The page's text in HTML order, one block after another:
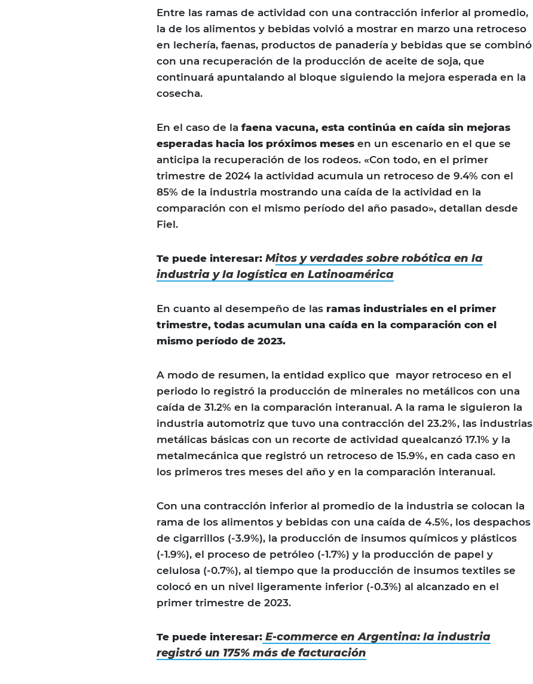
Entre las ramas de actividad con una contracción inferior al promedio,
la de los alimentos y bebidas volvió a mostrar en marzo una retroceso
en lechería, faenas, productos de panadería y bebidas que se combinó
con una recuperación de la producción de aceite de soja, que
continuará apuntalando al bloque siguiendo la mejora esperada en la
cosecha.
En el caso de la faena vacuna, esta continúa en caída sin mejoras
esperadas hacia los próximos meses en un escenario en el que se
anticipa la recuperación de los rodeos. «Con todo, en el primer
trimestre de 2024 la actividad acumula un retroceso de 9.4% con el
85% de la industria mostrando una caída de la actividad en la
comparación con el mismo período del año pasado», detallan desde
Fiel.
Te puede interesar: Mitos y verdades sobre robótica en la
industria y la logística en Latinoamérica
En cuanto al desempeño de las ramas industriales en el primer
trimestre, todas acumulan una caída en la comparación con el
mismo período de 2023.
A modo de resumen, la entidad explico que mayor retroceso en el
periodo lo registró la producción de minerales no metálicos con una
caída de 31.2% en la comparación interanual. A la rama le siguieron la
industria automotriz que tuvo una contracción del 23.2%, las industrias
metálicas básicas con un recorte de actividad quealcanzó 17.1% y la
metalmecánica que registró un retroceso de 15.9%, en cada caso en
los primeros tres meses del año y en la comparación interanual.
Con una contracción inferior al promedio de la industria se colocan la
rama de los alimentos y bebidas con una caída de 4.5%, los despachos
de cigarrillos (-3.9%), la producción de insumos químicos y plásticos
(-1.9%), el proceso de petróleo (-1.7%) y la producción de papel y
celulosa (-0.7%), al tiempo que la producción de insumos textiles se
colocó en un nivel ligeramente inferior (-0.3%) al alcanzado en el
primer trimestre de 2023.
Te puede interesar: E-commerce en Argentina: la industria
registró un 175% más de facturación